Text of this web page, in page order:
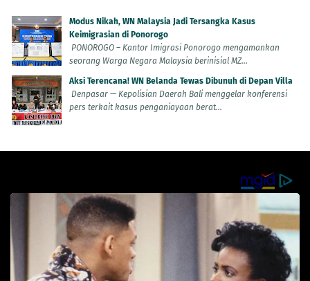
Modus Nikah, WN Malaysia Jadi Tersangka Kasus
Keimigrasian di Ponorogo
PONOROGO – Kantor Imigrasi Ponorogo mengamankan
seorang Warga Negara Malaysia berinisial MZ...
Aksi Terencana! WN Belanda Tewas Dibunuh di Depan Villa
Denpasar — Kepolisian Daerah Bali menggelar konferensi
pers terkait kasus penganiayaan berat...